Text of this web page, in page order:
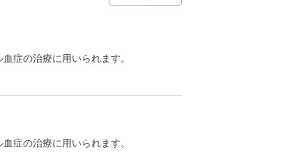
症の治療に用いられます。
症の治療に用いられます。